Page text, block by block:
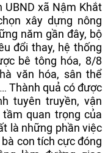
UBND xã Nậm Khắt
xây dựng nông
năm gần đây, bộ
đổi thay, hệ thống
bê tông hóa, 8/8
văn hóa, sân thể
Thành quả có được
tuyên truyền, vận
quan trọng của
là những phần việc
con tích cực đóng